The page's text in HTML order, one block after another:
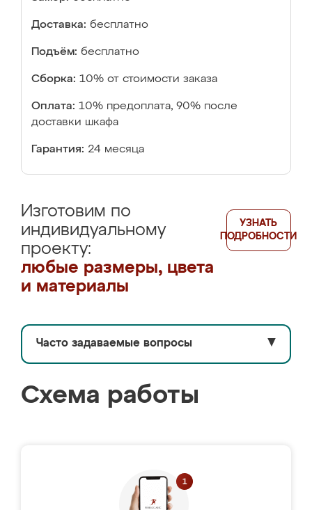
Доставка: бесплатно
Подъём: бесплатно
Сборка: 10% от стоимости заказа
Оплата: 10% предоплата, 90% после
доставки шкафа
Гарантия: 24 месяца
Изготовим по
индивидуальному
проекту:
любые размеры, цвета
и материалы
УЗНАТЬ
ПОДРОБНОСТИ
Часто задаваемые вопросы ▼
Схема работы